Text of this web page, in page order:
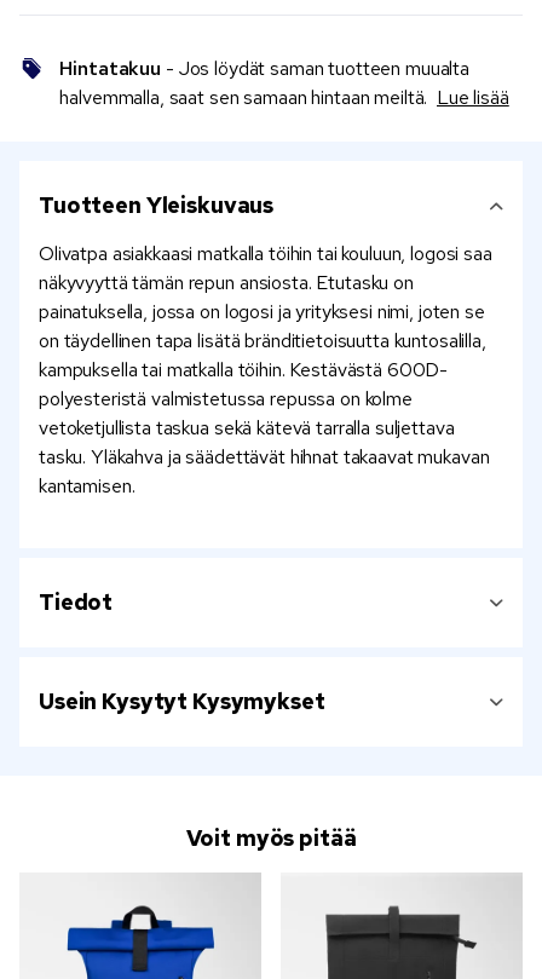
Hintatakuu - Jos löydät saman tuotteen muualta
halvemmalla, saat sen samaan hintaan meiltä. Lue lisää
Tuotteen Yleiskuvaus
Olivatpa asiakkaasi matkalla töihin tai kouluun, logosi saa
näkyvyyttä tämän repun ansiosta. Etutasku on
painatuksella, jossa on logosi ja yrityksesi nimi, joten se
on täydellinen tapa lisätä bränditietoisuutta kuntosalilla,
kampuksella tai matkalla töihin. Kestävästä 600D-
polyesteristä valmistetussa repussa on kolme
vetoketjullista taskua sekä kätevä tarralla suljettava
tasku. Yläkahva ja säädettävät hihnat takaavat mukavan
kantamisen.
Tiedot
Usein Kysytyt Kysymykset
Voit myös pitää